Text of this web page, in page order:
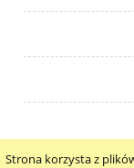
Strona korzysta z